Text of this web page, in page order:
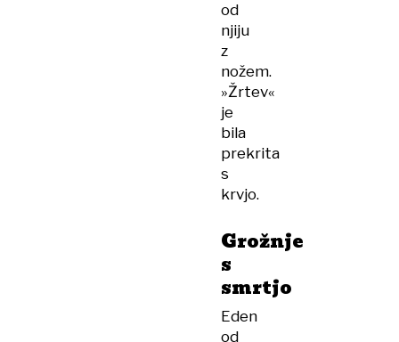
od
njiju
z
nožem.
»Žrtev«
je
bila
prekrita
s
krvjo.
Grožnje
s
smrtjo
Eden
od